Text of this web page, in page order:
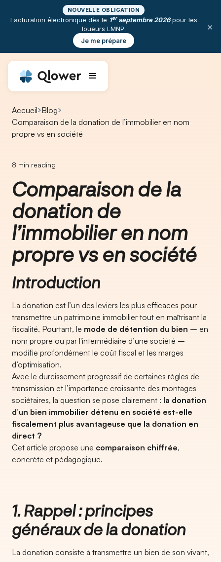
NOUVELLE OBLIGATION
Facturation électronique dès le 1erseptembre 2026pour les
loueurs LMNP.
Je me prépare
×
Accueil Blog
Comparaison de la donation de l’immobilier en nom
propre vs en société
8 min reading
Comparaison de la
donation de
l’immobilier en nom
propre vs en société
Introduction
La donation est l’un des leviers les plus efficaces pour
transmettre un patrimoine immobilier tout en maîtrisant la
fiscalité. Pourtant, le mode de détention du bien – en
nom propre ou par l'intermédiaire d’une société –
modifie profondément le coût fiscal et les marges
d’optimisation.
Avec le durcissement progressif de certaines règles de
transmission et l’importance croissante des montages
sociétaires, la question se pose clairement : la donation
d’un bien immobilier détenu en société est-elle
fiscalement plus avantageuse que la donation en
direct ?
Cet article propose une comparaison chiffrée,
concrète et pédagogique.
1. Rappel : principes
généraux de la donation
La donation consiste à transmettre un bien de son vivant,